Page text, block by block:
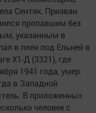
Сентяк. Призван
пропавшим без
указанным в
в плен под Ельней в
Х1-Д (3321), где
1941 года, умер.
в Западной
В приложенных
человек с